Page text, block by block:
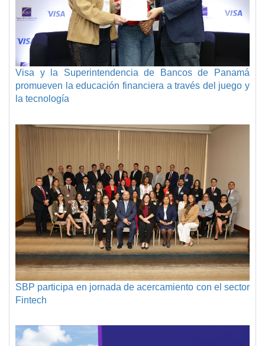
Visa y la Superintendencia de Bancos de Panamá
promueven la educación financiera a través del juego y
la tecnología
SBP participa en jornada de acercamiento con el sector
Fintech